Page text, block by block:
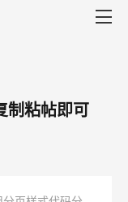
制粘帖即可